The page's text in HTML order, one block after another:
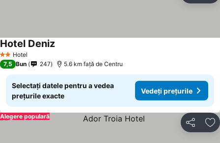
2 SteleHotel
Hotel DenizVedeți prețurile
7,5 Bun 247 5.6 km faţă de Centru
Selectați datele pentru a vedea
prețurile exacte
Vedeți prețurile
Distribuiți
Alegere populară